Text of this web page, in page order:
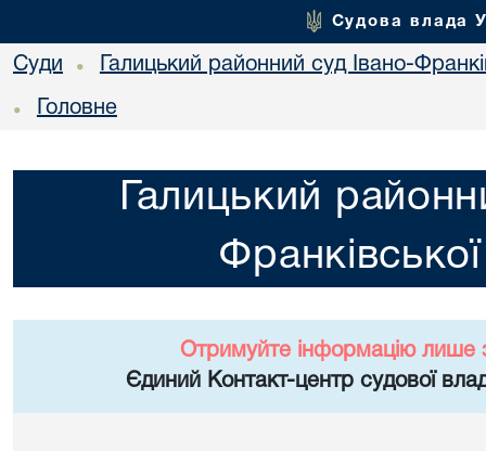
Судова влада
Суди • Галицький районний суд Івано-
• Головне
Галицький
Отримуйте інформацію лише
Єдиний Контакт-центр судової